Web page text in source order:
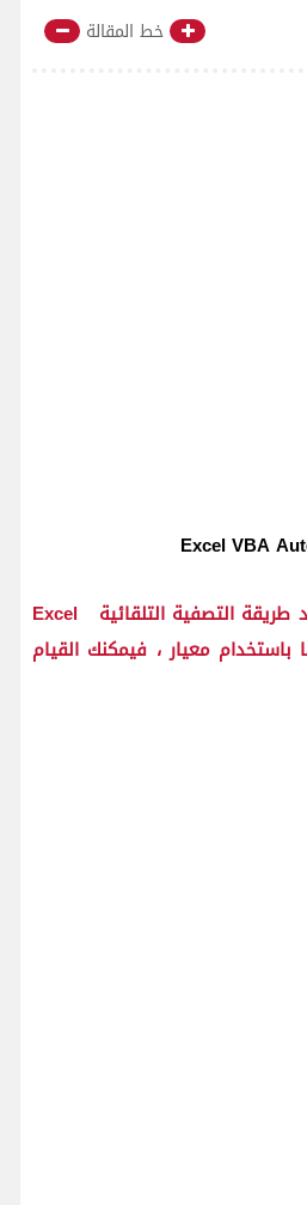
خط المقالة
Excel VBA
طريقة التصفية التلقائية
Excel
معيار ، فيمكنك القيام